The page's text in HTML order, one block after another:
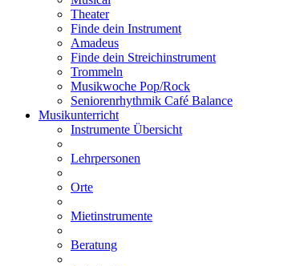
Theater
Finde dein Instrument
Amadeus
Finde dein Streichinstrument
Trommeln
Musikwoche Pop/Rock
Seniorenrhythmik Café Balance
Musikunterricht
Instrumente Übersicht
Lehrpersonen
Orte
Mietinstrumente
Beratung